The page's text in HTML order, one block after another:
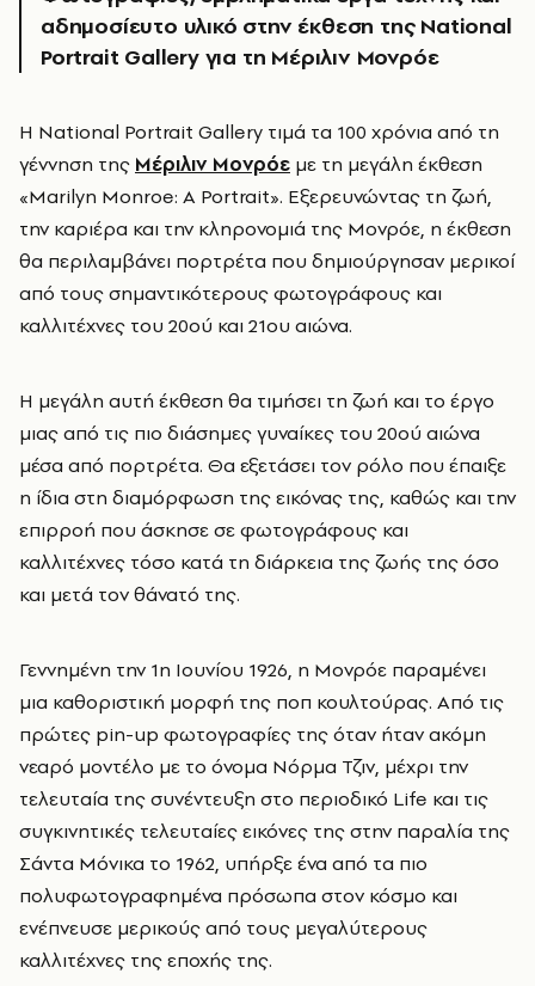
αδημοσίευτο υλικό στην έκθεση της National
Portrait Gallery για τη Μέριλιν Μονρόε
Η National Portrait Gallery τιμά τα 100 χρόνια από τη
γέννηση της Μέριλιν Μονρόε με τη μεγάλη έκθεση
«Marilyn Monroe: A Portrait». Εξερευνώντας τη ζωή,
την καριέρα και την κληρονομιά της Μονρόε, η έκθεση
θα περιλαμβάνει πορτρέτα που δημιούργησαν μερικοί
από τους σημαντικότερους φωτογράφους και
καλλιτέχνες του 20ού και 21ου αιώνα.
Η μεγάλη αυτή έκθεση θα τιμήσει τη ζωή και το έργο
μιας από τις πιο διάσημες γυναίκες του 20ού αιώνα
μέσα από πορτρέτα. Θα εξετάσει τον ρόλο που έπαιξε
η ίδια στη διαμόρφωση της εικόνας της, καθώς και την
επιρροή που άσκησε σε φωτογράφους και
καλλιτέχνες τόσο κατά τη διάρκεια της ζωής της όσο
και μετά τον θάνατό της.
Γεννημένη την 1η Ιουνίου 1926, η Μονρόε παραμένει
μια καθοριστική μορφή της ποπ κουλτούρας. Από τις
πρώτες pin-up φωτογραφίες της όταν ήταν ακόμη
νεαρό μοντέλο με το όνομα Νόρμα Τζιν, μέχρι την
τελευταία της συνέντευξη στο περιοδικό Life και τις
συγκινητικές τελευταίες εικόνες της στην παραλία της
Σάντα Μόνικα το 1962, υπήρξε ένα από τα πιο
πολυφωτογραφημένα πρόσωπα στον κόσμο και
ενέπνευσε μερικούς από τους μεγαλύτερους
καλλιτέχνες της εποχής της.